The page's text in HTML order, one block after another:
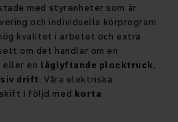
med styrenheter som är
och individuella körprogram
kvalitet i arbetet och extra
om det handlar om en
eller en låglyftande plocktruck,
drift. Våra elektriska
i följd med korta